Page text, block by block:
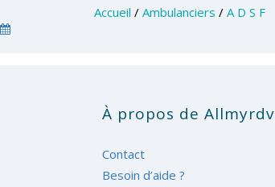
Accueil / Ambulanciers / A D S F
À propos de Allmyrdv
Contact
Besoin d’aide ?